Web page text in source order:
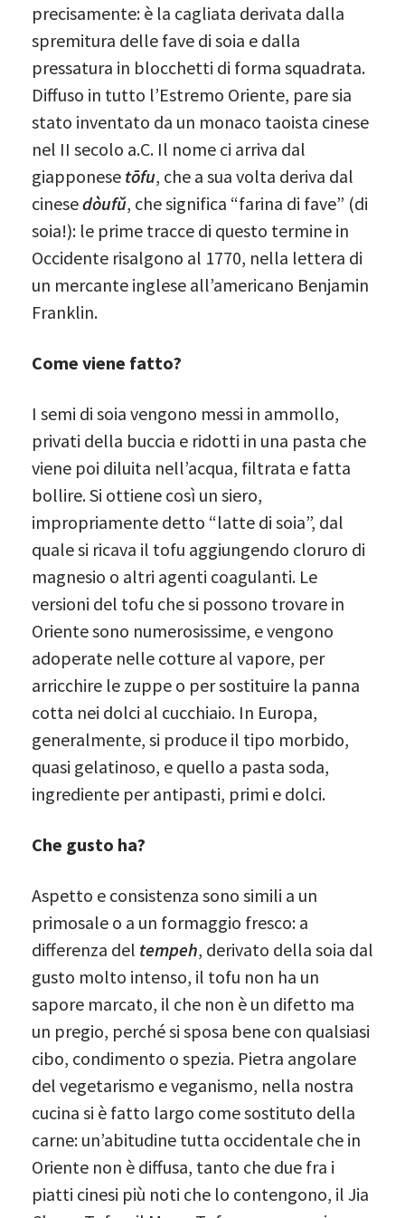
precisamente: è la cagliata derivata dalla
spremitura delle fave di soia e dalla
pressatura in blocchetti di forma squadrata.
Diffuso in tutto l’Estremo Oriente, pare sia
stato inventato da un monaco taoista cinese
nel II secolo a.C. Il nome ci arriva dal
giapponese tōfu, che a sua volta deriva dal
cinesedòufǔ, che significa “farina di fave” (di
soia!): le prime tracce di questo termine in
Occidente risalgono al 1770, nella lettera di
un mercante inglese all’americano Benjamin
Franklin.
Come viene fatto?
I semi di soia vengono messi in ammollo,
privati della buccia e ridotti in una pasta che
viene poi diluita nell’acqua, filtrata e fatta
bollire. Si ottiene così un siero,
impropriamente detto “latte di soia”, dal
quale si ricava il tofu aggiungendo cloruro di
magnesio o altri agenti coagulanti. Le
versioni del tofu che si possono trovare in
Oriente sono numerosissime, e vengono
adoperate nelle cotture al vapore, per
arricchire le zuppe o per sostituire la panna
cotta nei dolci al cucchiaio. In Europa,
generalmente, si produce il tipo morbido,
quasi gelatinoso, e quello a pasta soda,
ingrediente per antipasti, primi e dolci.
Che gusto ha?
Aspetto e consistenza sono simili a un
primosale o a un formaggio fresco: a
differenza del tempeh, derivato della soia dal
gusto molto intenso, il tofu non ha un
sapore marcato, il che non è un difetto ma
un pregio, perché si sposa bene con qualsiasi
cibo, condimento o spezia. Pietra angolare
del vegetarismo e veganismo, nella nostra
cucina si è fatto largo come sostituto della
carne: un’abitudine tutta occidentale che in
Oriente non è diffusa, tanto che due fra i
piatti cinesi più noti che lo contengono, il Jia